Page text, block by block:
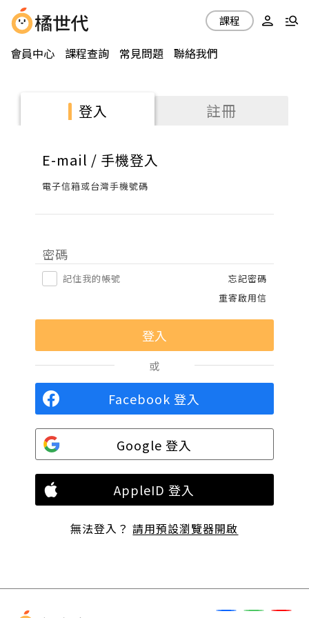
會員中心 課程查詢 常見問題 聯絡我們
課程
登入 註冊
E-mail / 手機登入
電子信箱或台灣手機號碼
密碼
記住我的帳號
忘記密碼
重寄啟用信
或
Facebook 登入
Google 登入
AppleID 登入
無法登入？請用預設瀏覽器開啟